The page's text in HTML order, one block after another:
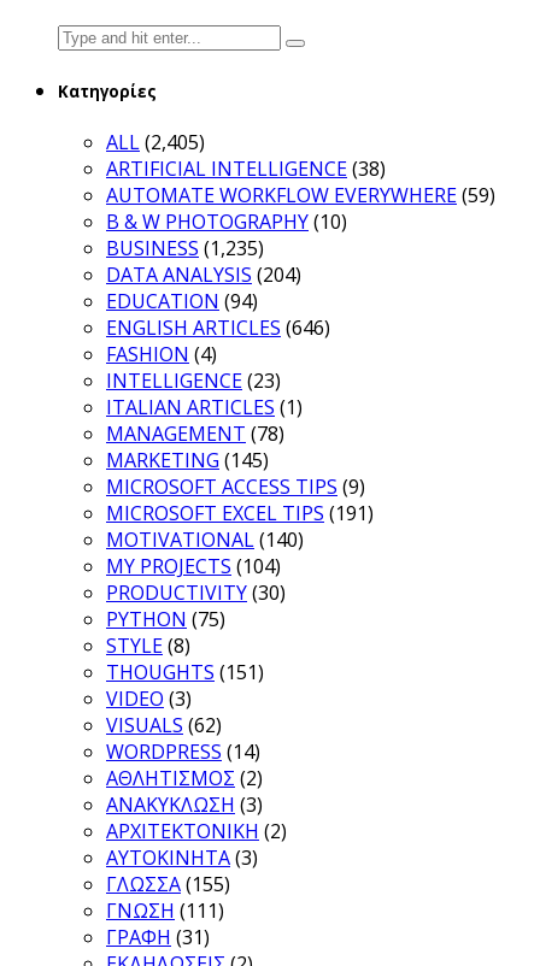
Search
for:
Κατηγορίες
ALL(2,405)
ARTIFICIAL INTELLIGENCE(38)
AUTOMATE WORKFLOW EVERYWHERE(59)
B & W PHOTOGRAPHY(10)
BUSINESS (1,235)
DATA ANALYSIS (204)
EDUCATION (94)
ENGLISH ARTICLES (646)
FASHION (4)
INTELLIGENCE(23)
ITALIAN ARTICLES (1)
MANAGEMENT (78)
MARKETING (145)
MICROSOFT ACCESS TIPS (9)
MICROSOFT EXCEL TIPS (191)
MOTIVATIONAL(140)
MY PROJECTS (104)
PRODUCTIVITY(30)
PYTHON (75)
STYLE(8)
THOUGHTS (151)
VIDEO (3)
VISUALS (62)
WORDPRESS (14)
ΑΘΛΗΤΙΣΜΟΣ (2)
ΑΝΑΚΥΚΛΩΣΗ (3)
ΑΡΧΙΤΕΚΤΟΝΙΚΗ (2)
ΑΥΤΟΚΙΝΗΤΑ(3)
ΓΛΩΣΣΑ(155)
ΓΝΩΣΗ (111)
ΓΡΑΦΗ (31)